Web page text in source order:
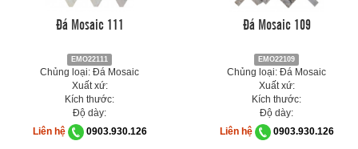
Đá Mosaic 111
EMO22111
Chủng loại: Đá Mosaic
Xuất xứ:
Kích thước:
Độ dày:
Liên hệ
0903.930.126
Đá Mosaic 109
EMO22109
Chủng loại: Đá Mosaic
Xuất xứ:
Kích thước:
Độ dày:
Liên hệ
0903.930.126